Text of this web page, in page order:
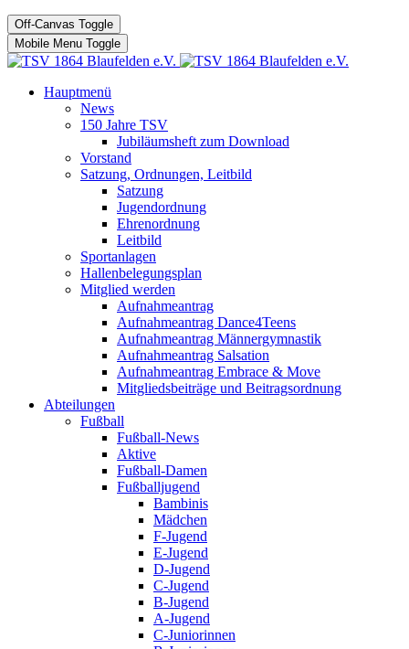
Off-Canvas Toggle
Mobile Menu Toggle
Hauptmenü
News
150 Jahre TSV
Jubiläumsheft zum Download
Vorstand
Satzung, Ordnungen, Leitbild
Satzung
Jugendordnung
Ehrenordnung
Leitbild
Sportanlagen
Hallenbelegungsplan
Mitglied werden
Aufnahmeantrag
Aufnahmeantrag Dance4Teens
Aufnahmeantrag Männergymnastik
Aufnahmeantrag Salsation
Aufnahmeantrag Embrace & Move
Mitgliedsbeiträge und Beitragsordnung
Abteilungen
Fußball
Fußball-News
Aktive
Fußball-Damen
Fußballjugend
Bambinis
Mädchen
F-Jugend
E-Jugend
D-Jugend
C-Jugend
B-Jugend
A-Jugend
C-Juniorinnen